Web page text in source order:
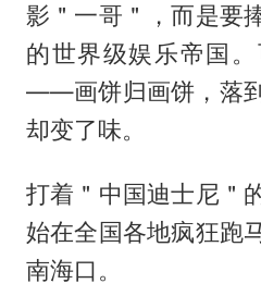
影＂一哥＂，而是要
的世界级娱乐帝国
——画饼归画饼，落
却变了味。
打着＂中国迪士尼＂
始在全国各地疯狂跑
南海口。